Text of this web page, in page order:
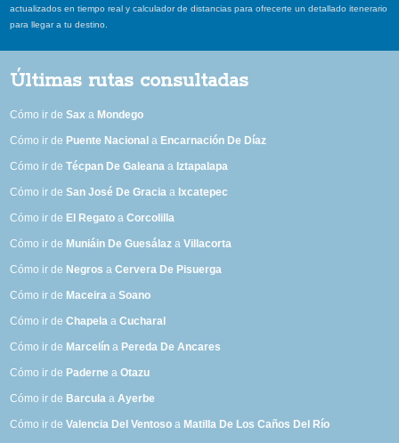
actualizados en tiempo real y calculador de distancias para ofrecerte un detallado itenerario
para llegar a tu destino.
Últimas rutas consultadas
Cómo ir deSax a Mondego
Cómo ir de Puente Nacional a Encarnación De Díaz
Cómo ir deTécpan De Galeana a Iztapalapa
Cómo ir deSan José De Gracia a Ixcatepec
Cómo ir de El Regato aCorcolilla
Cómo ir de Muniáin De Guesálaz aVillacorta
Cómo ir de Negros aCervera De Pisuerga
Cómo ir de Maceira aSoano
Cómo ir deChapela aCucharal
Cómo ir de Marcelín a Pereda De Ancares
Cómo ir de Paderne aOtazu
Cómo ir de Barcula aAyerbe
Cómo ir deValencia Del Ventoso a Matilla De Los Caños Del Río